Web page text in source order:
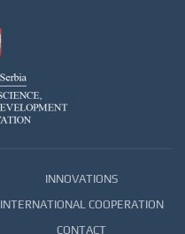
INNOVATIONS
INTERNATIONAL COOPERATION
CONTACT